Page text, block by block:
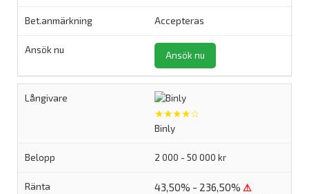
Accepteras
Ansök nu
★★★★☆
Binly
2 000 - 50 000 kr
43,50% - 236,50% ⚠